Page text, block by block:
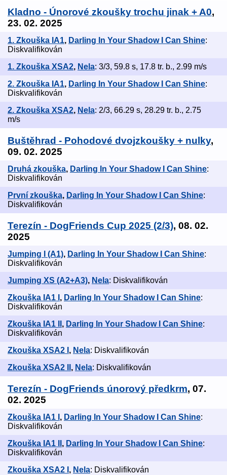
Kladno - Únorové zkoušky trochu jinak + A0,
23. 02. 2025
1. Zkouška IA1, Darling In Your Shadow I Can Shine:
Diskvalifikován
1. Zkouška XSA2, Nela: 3/3, 59.8 s, 17.8 tr. b., 2.99 m/s
2. Zkouška IA1, Darling In Your Shadow I Can Shine:
Diskvalifikován
2. Zkouška XSA2, Nela: 2/3, 66.29 s, 28.29 tr. b., 2.75
m/s
Buštěhrad - Pohodové dvojzkoušky + nulky,
09. 02. 2025
Druhá zkouška, Darling In Your Shadow I Can Shine:
Diskvalifikován
První zkouška, Darling In Your Shadow I Can Shine:
Diskvalifikován
Terezín - DogFriends Cup 2025 (2/3), 08. 02.
2025
Jumping I (A1), Darling In Your Shadow I Can Shine:
Diskvalifikován
Jumping XS (A2+A3), Nela: Diskvalifikován
Zkouška IA1 I , Darling In Your Shadow I Can Shine:
Diskvalifikován
Zkouška IA1 II , Darling In Your Shadow I Can Shine:
Diskvalifikován
Zkouška XSA2 I , Nela: Diskvalifikován
Zkouška XSA2 II , Nela: Diskvalifikován
Terezín - DogFriends únorový předkrm, 07.
02. 2025
Zkouška IA1 I , Darling In Your Shadow I Can Shine:
Diskvalifikován
Zkouška IA1 II , Darling In Your Shadow I Can Shine:
Diskvalifikován
Zkouška XSA2 I , Nela: Diskvalifikován